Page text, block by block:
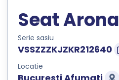
Seat Arona
Serie sasiu
VSSZZZKJZKR212640
Locatie